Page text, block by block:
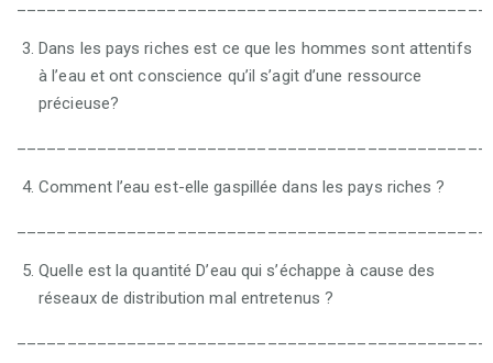
Dans les pays riches est ce que les hommes sont attentifs
à l’eau et ont conscience qu’il s’agit d’une ressource
précieuse?
Comment l’eau est-elle gaspillée dans les pays riches ?
Quelle est la quantité D’eau qui s’échappe à cause des
réseaux de distribution mal entretenus ?